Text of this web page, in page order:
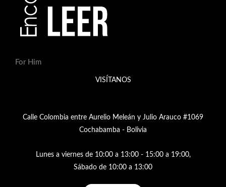
For Him
VISÍTANOS
Calle Colombia entre Aurelio Meleán y Julio Arauco #1069
Cochabamba - Bolivia
Lunes a viernes de 10:00 a 13:00 - 15:00 a 19:00,
Sábado de 10:00 a 13:00